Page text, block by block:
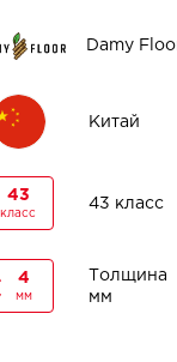
Damy
Китай
43
класс
43 класс
4
мм
Толщина
мм